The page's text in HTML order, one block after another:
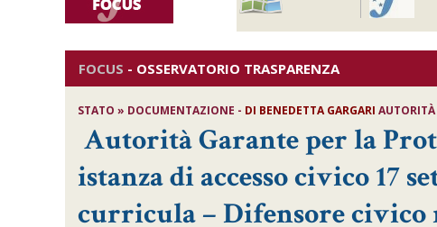
FOCUS - OSSERVATORIO TRASPARENZA
STATO » DOCUMENTAZIONE - DI BENEDETTA GARGARI
Autorità Garante per la
istanza di accesso civico 17
curricula – Difensore civico